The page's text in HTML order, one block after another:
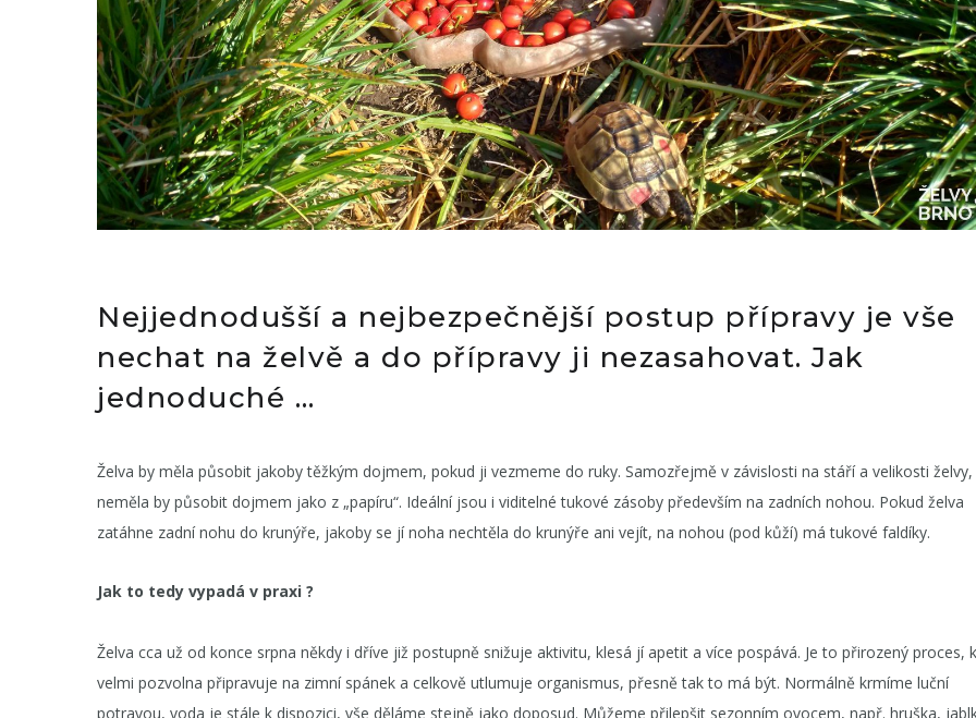
Nejjednodušší a nejbezpečnější postup přípravy je vše
nechat na želvě a do přípravy ji nezasahovat. Jak
jednoduché …
Želva by měla působit jakoby těžkým dojmem, pokud ji vezmeme do ruky. Samozřejmě v závislosti na stáří a velikosti želvy,
neměla by působit dojmem jako z „papíru“. Ideální jsou i viditelné tukové zásoby především na zadních nohou. Pokud želva
zatáhne zadní nohu do krunýře, jakoby se jí noha nechtěla do krunýře ani vejít, na nohou (pod kůží) má tukové faldíky.
Jak to tedy vypadá v praxi ?
Želva cca už od konce srpna někdy i dříve již postupně snižuje aktivitu, klesá jí apetit a více pospává. Je to přirozený proces,
velmi pozvolna připravuje na zimní spánek a celkově utlumuje organismus, přesně tak to má být. Normálně krmíme luční
potravou, voda je stále k dispozici, vše děláme stejně jako doposud. Můžeme přilepšit sezonním ovocem, např. hruška,